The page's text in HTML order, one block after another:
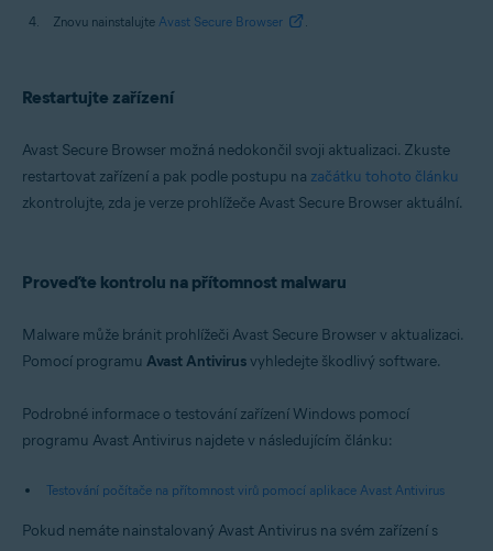
Znovu nainstalujte Avast Secure Browser .
Restartujte zařízení
Avast Secure Browser možná nedokončil svoji aktualizaci. Zkuste
restartovat zařízení a pak podle postupu na začátku tohoto článku
zkontrolujte, zda je verze prohlížeče Avast Secure Browser aktuální.
Proveďte kontrolu na přítomnost malwaru
Malware může bránit prohlížeči Avast Secure Browser v aktualizaci.
Pomocí programu Avast Antivirusvyhledejte škodlivý software.
Podrobné informace o testování zařízení Windows pomocí
programu Avast Antivirus najdete v následujícím článku:
Testování počítače na přítomnost virů pomocí aplikace Avast Antivirus
Pokud nemáte nainstalovaný Avast Antivirus na svém zařízení s